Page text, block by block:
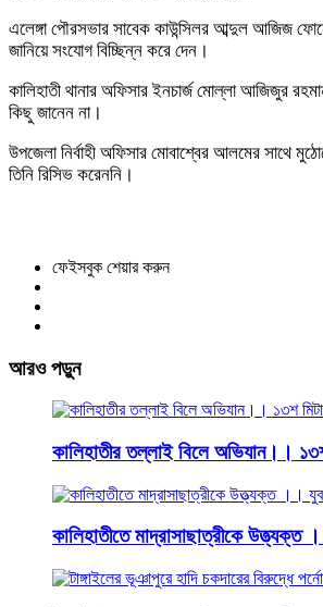
এলেঙ্গা পৌরসভার সাবেক কাউন্সিলর আব্দুল আজিজ
জানিয়ে সংযোগ বিচ্ছিন্ন করে দেন।
কালিহাতী থানার অফিসার ইনচার্জ মোল্লা আজিজুর
কিছু জানেন না।
উপজেলা নির্বাহী অফিসার মোবাশ্বের আলমের সাথে
তিনি রিসিভ করেননি।
ফেইসবুক শেয়ার করুন
আরও পড়ুন
কালিহাতীর তল্লাই বিলে অভিযান।।
কালিহাতীতে মাদ্রাসাছাত্রীকে